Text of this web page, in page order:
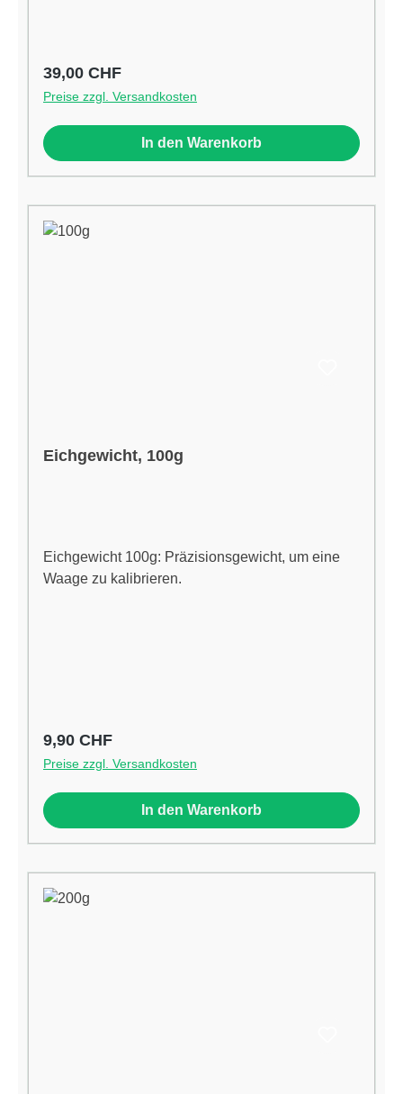
Regulärer Preis:
39,00 CHF
Preise zzgl. Versandkosten
In den Warenkorb
Eichgewicht, 100g
Eichgewicht 100g: Präzisionsgewicht, um eine
Waage zu kalibrieren.
Regulärer Preis:
9,90 CHF
Preise zzgl. Versandkosten
In den Warenkorb